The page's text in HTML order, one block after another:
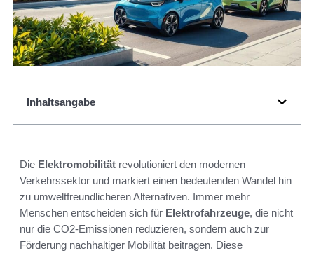
Inhaltsangabe
Die Elektromobilität revolutioniert den modernen
Verkehrssektor und markiert einen bedeutenden Wandel hin
zu umweltfreundlicheren Alternativen. Immer mehr
Menschen entscheiden sich für Elektrofahrzeuge, die nicht
nur die CO2-Emissionen reduzieren, sondern auch zur
Förderung nachhaltiger Mobilität beitragen. Diese